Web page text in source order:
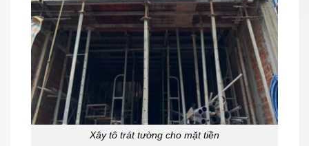
Xây tô trát tường cho mặt tiền